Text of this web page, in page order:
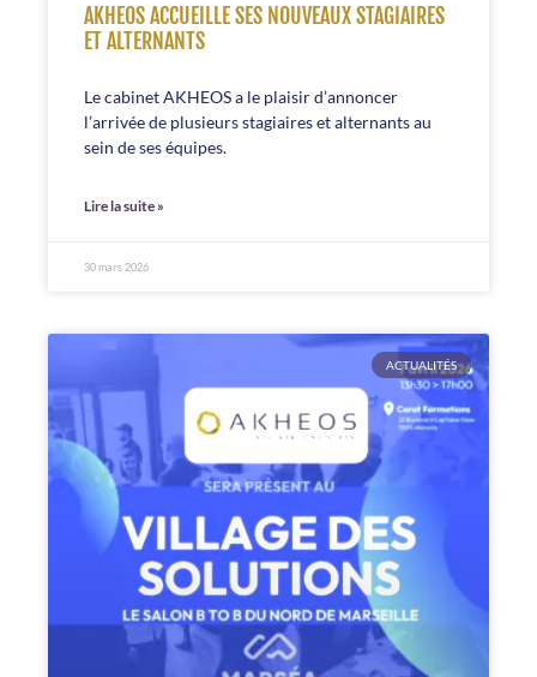
AKHEOS ACCUEILLE SES NOUVEAUX STAGIAIRES
ET ALTERNANTS
Le cabinet AKHEOS a le plaisir d’annoncer
l’arrivée de plusieurs stagiaires et alternants au
sein de ses équipes.
Lire la suite »
30 mars 2026
ACTUALITÉS